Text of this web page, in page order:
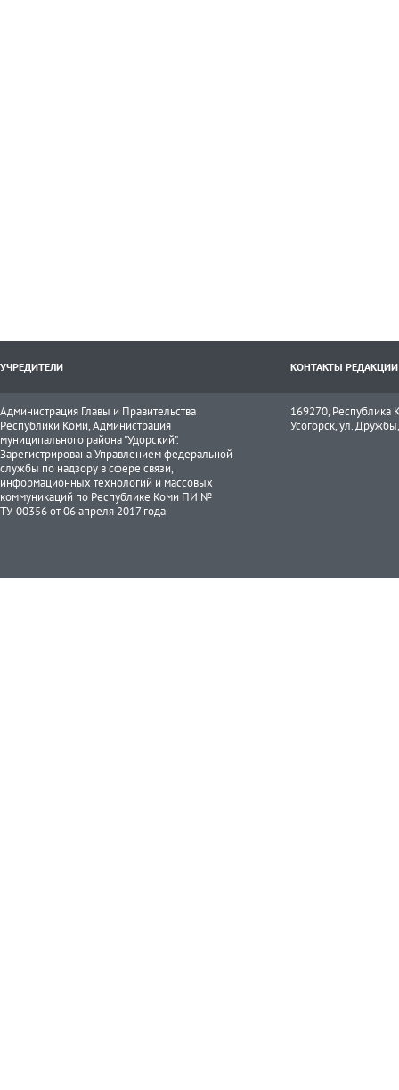
УЧРЕДИТЕЛИ КОНТАКТЫ РЕДАКЦИИ
Администрация Главы и Правительства
Республики Коми, Администрация
муниципального района "Удорский".
Зарегистрирована Управлением федеральной
службы по надзору в сфере связи,
информационных технологий и массовых
коммуникаций по Республике Коми ПИ №
ТУ-00356 от 06 апреля 2017 года
169270, Республика
Усогорск, ул.